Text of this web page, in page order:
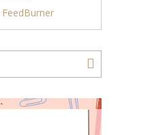
FeedBurner